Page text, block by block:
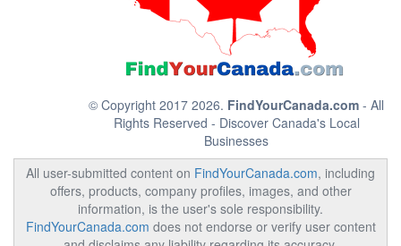
© Copyright 2017 2026. FindYourCanada.com - All
Rights Reserved - Discover Canada's Local
Businesses
All user-submitted content on FindYourCanada.com, including
offers, products, company profiles, images, and other
information, is the user's sole responsibility.
FindYourCanada.com does not endorse or verify user content